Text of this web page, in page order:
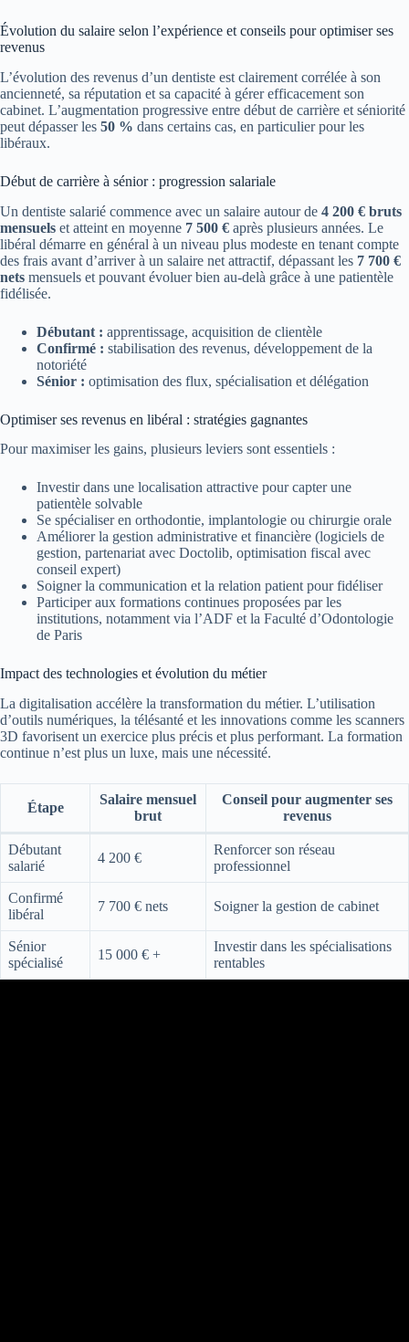
Évolution du salaire selon l’expérience et conseils pour optimiser ses
revenus
L’évolution des revenus d’un dentiste est clairement corrélée à son
ancienneté, sa réputation et sa capacité à gérer efficacement son
cabinet. L’augmentation progressive entre début de carrière et séniorité
peut dépasser les 50 % dans certains cas, en particulier pour les
libéraux.
Début de carrière à sénior : progression salariale
Un dentiste salarié commence avec un salaire autour de 4 200 € bruts
mensuels et atteint en moyenne 7 500 € après plusieurs années. Le
libéral démarre en général à un niveau plus modeste en tenant compte
des frais avant d’arriver à un salaire net attractif, dépassant les 7 700 €
nets mensuels et pouvant évoluer bien au-delà grâce à une patientèle
fidélisée.
Débutant : apprentissage, acquisition de clientèle
Confirmé : stabilisation des revenus, développement de la
notoriété
Sénior : optimisation des flux, spécialisation et délégation
Optimiser ses revenus en libéral : stratégies gagnantes
Pour maximiser les gains, plusieurs leviers sont essentiels :
Investir dans une localisation attractive pour capter une
patientèle solvable
Se spécialiser en orthodontie, implantologie ou chirurgie orale
Améliorer la gestion administrative et financière (logiciels de
gestion, partenariat avec Doctolib, optimisation fiscal avec
conseil expert)
Soigner la communication et la relation patient pour fidéliser
Participer aux formations continues proposées par les
institutions, notamment via l’ADF et la Faculté d’Odontologie
de Paris
Impact des technologies et évolution du métier
La digitalisation accélère la transformation du métier. L’utilisation
d’outils numériques, la télésanté et les innovations comme les scanners
3D favorisent un exercice plus précis et plus performant. La formation
continue n’est plus un luxe, mais une nécessité.
Étape
Salaire mensuel
brut
Conseil pour augmenter ses
revenus
Débutant
salarié
4 200 €
Renforcer son réseau
professionnel
Confirmé
libéral
7 700 € nets Soigner la gestion de cabinet
Sénior
spécialisé
15 000 € +
Investir dans les spécialisations
rentables